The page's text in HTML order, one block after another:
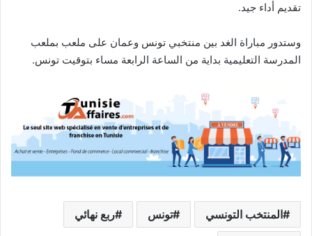
تقديم أداء جيد.
وستدور مباراة الغد بين منتخبي تونس وعمان على ملعب بملعب
المدرسة التعليمية بداية من الساعة الرابعة مساء بتوقيت تونس.
المنتخب التونسي تونس ربع نهائي